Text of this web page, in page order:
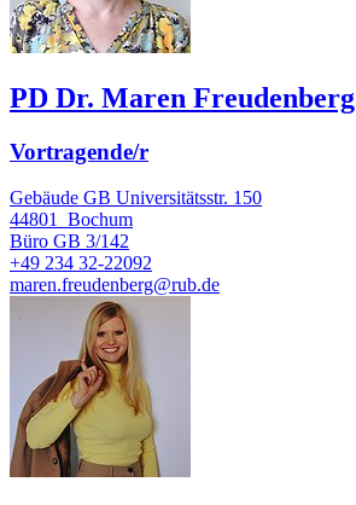
PD Dr. Maren Freudenberg
Vortragende/r
Gebäude GB Universitätsstr. 150
44801
Bochum
Büro GB 3/142
+49 234 32-22092
maren.freudenberg@rub.de